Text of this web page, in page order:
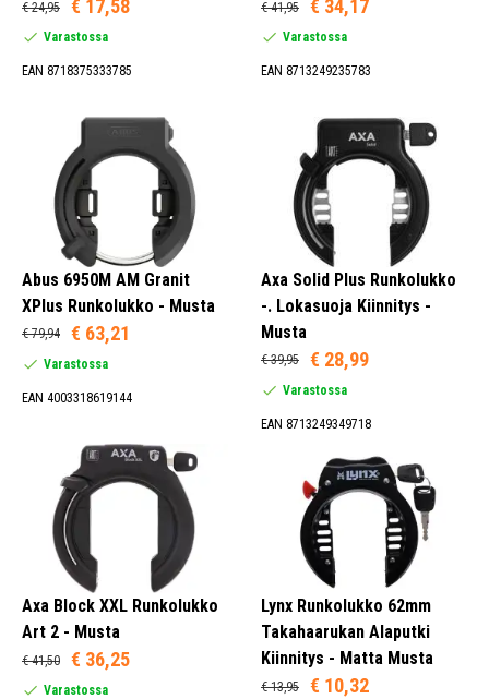
Harmaa (5)
Hopea (2)
Musta (127)
€ 24,95 € 17,58
Varastossa
EAN 8718375333785
€ 41,95 € 34,17
Varastossa
EAN 8713249235783
Abus 6950M AM Granit
XPlus Runkolukko - Musta
€ 79,94 € 63,21
Varastossa
EAN 4003318619144
Axa Solid Plus Runkolukko
-. Lokasuoja Kiinnitys -
Musta
€ 39,95 € 28,99
Varastossa
EAN 8713249349718
Axa Block XXL Runkolukko
Art 2 - Musta
€ 41,50 € 36,25
Varastossa
Lynx Runkolukko 62mm
Takahaarukan Alaputki
Kiinnitys - Matta Musta
€ 13,95 € 10,32